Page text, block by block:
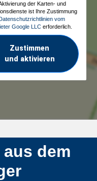
der Karten- und
ist Ihre Zustimmung
vom
Google LLC erforderlich.
Zustimmen
und aktivieren
dem